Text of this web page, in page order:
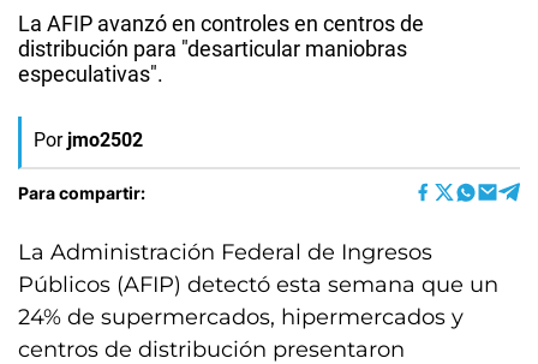
La AFIP avanzó en controles en centros de
distribución para "desarticular maniobras
especulativas".
Por jmo2502
Para compartir:
La Administración Federal de Ingresos
Públicos (AFIP) detectó esta semana que un
24% de supermercados, hipermercados y
centros de distribución presentaron